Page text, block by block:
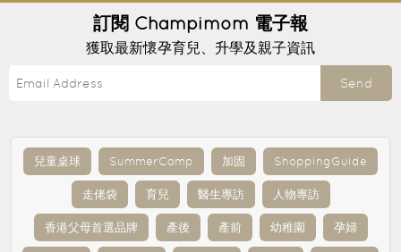
訂閱 Champimom 電子報
獲取最新懷孕育兒、升學及親子資訊
Send
兒童桌球 SummerCamp 加固 ShoppingGuide
走佬袋 育兒 醫生專訪 人物專訪
香港父母首選品牌 產後 產前 幼稚園 孕婦